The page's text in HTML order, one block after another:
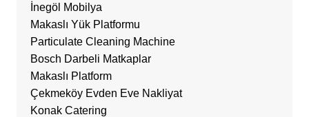
İnegöl Mobilya
Makaslı Yük Platformu
Particulate Cleaning Machine
Bosch Darbeli Matkaplar
Makaslı Platform
Çekmeköy Evden Eve Nakliyat
Konak Catering